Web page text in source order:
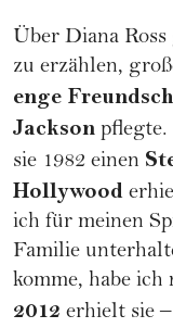
Über Diana
zu erzählen,
enge
Jackson pflegte.
sie 1982 einen
Hollywood
ich für meinen
Familie
komme, habe ich
2012 erhielt sie